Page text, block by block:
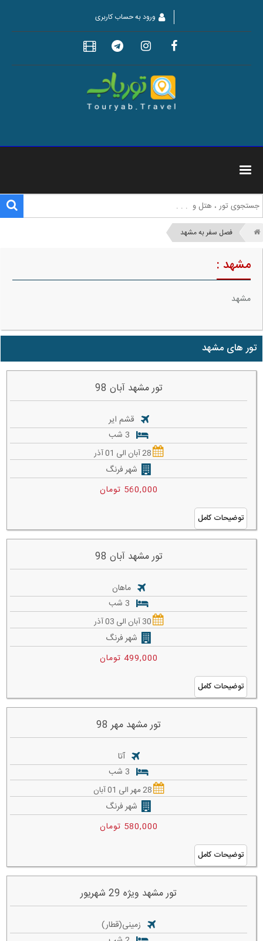
ورود به حساب کاربری
فصل سفر به مشهد
مشهد :
مشهد
تور های مشهد
تور مشهد آبان 98
قشم ایر
28 آبان الی 01 آذر
شهر فرنگ
560,000 تومان
توضیحات کامل
تور مشهد آبان 98
ماهان
30 آبان الی 03 آذر
شهر فرنگ
499,000 تومان
توضیحات کامل
تور مشهد مهر 98
آتا
28 مهر الی 01 آبان
شهر فرنگ
580,000 تومان
توضیحات کامل
تور مشهد ویژه 29 شهریور
زمینی(قطار)